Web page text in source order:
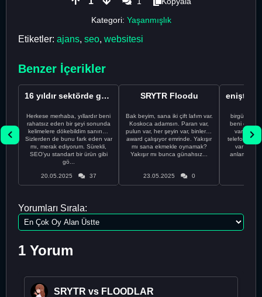
Kategori: Yaşanmışlık
Etiketler: ajans, seo, websitesi
Benzer İçerikler
16 yıldır sektörde gözlemlediğim, müşterilerin SEO�...
Herkese merhaba, yıllardır beni
rahatsız eden bir şeyi sonunda
kelimelere dökebildim sanırım.
Sizlerden de bunu fark eden var
mı, merak ediyorum. Sürekli,
SEO'yu standart bir ürün gibi
gö...
20.05.2025 37
SRYTR Floodu
Bak beyim, sana iki çift lafım var.
Koskoca adamsın. Paran var,
pulun var, her şeyin var, binlerce
award çalışıyor emrinde. Yakışır
mı sana ekmekle oynamak?
Yakışır mı bunca günahsız...
23.05.2025 0
birgün
beni evine
var enişte
telefonda
var
anlamadı
Yorumları Sırala:
1 Yorum
SRYTR vs FLOODLAR